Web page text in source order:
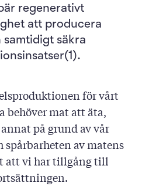
regenerativt
att producera
säkra
för vårt
behöver mat att äta,
på grund av vår
spårbarheten av matens
att vi har tillgång till